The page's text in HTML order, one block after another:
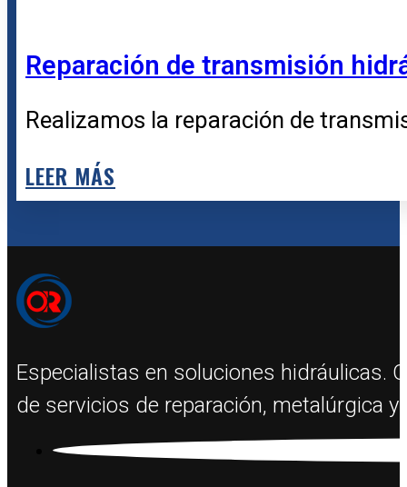
Reparación de transmisión
Realizamos la reparación de
LEER MÁS
Especialistas en soluciones hidráulicas.
de servicios de reparación, metalúrgica y